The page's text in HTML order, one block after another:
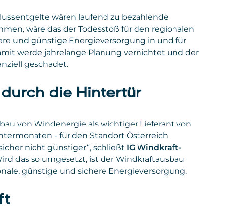
wären laufend zu bezahlende
wäre das der Todesstoß für den regionalen
und günstige Energieversorgung in und für
werde jahrelange Planung vernichtet und der
geschadet.
die Hintertür
von Windenergie als wichtiger Lieferant von
- für den Standort Österreich
nicht günstiger“, schließt IG Windkraft-
das so umgesetzt, ist der Windkraftausbau
günstige und sichere Energieversorgung.